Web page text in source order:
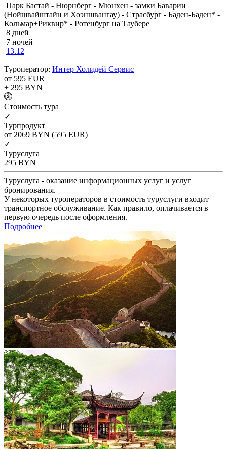
Парк Бастай - Нюрнберг - Мюнхен - замки Баварии
(Нойшвайштайн и Хоэншвангау) - Страсбург - Баден-Баден* -
Кольмар+Риквир* - Ротенбург на Таубере
8 дней
7 ночей
13.12
Туроператор: Интер Холидей Сервис
от 595 EUR
+ 295 BYN
Cтоимость тура
✓
Турпродукт
от 2069 BYN (595 EUR)
✓
Туруслуга
295 BYN
Туруслуга - оказание информационных услуг и услуг
бронирования.
У некоторых туроператоров в стоимость туруслуги входит
транспортное обслуживание. Как правило, оплачивается в
первую очередь после оформления.
Подробнее